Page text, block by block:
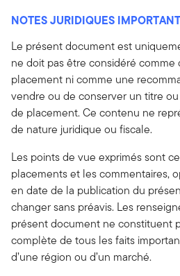
NOTES JURIDIQUES
Le présent document est
ne doit pas être considéré comme
placement ni comme une
vendre ou de conserver un titre
de placement. Ce contenu ne
de nature juridique ou fiscale.
Les points de vue exprimés sont
placements et les commentaires,
en date de la publication du
changer sans préavis. Les
présent document ne constituent
complète de tous les faits
d’une région ou d’un marché.